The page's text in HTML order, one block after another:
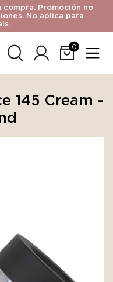
Promoción no
No aplica para
0
145 Cream -